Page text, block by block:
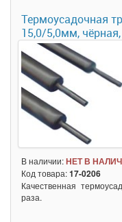
Термоусадочная
15,0/5,0мм,
В наличии:НЕТ В
Код товара:17-0206
Качественная
раза.